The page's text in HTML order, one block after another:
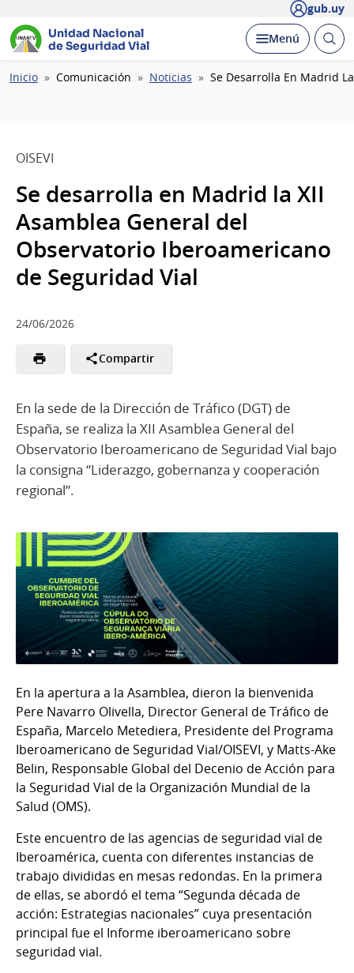
gub.uy
Unidad Nacional
de Seguridad Vial
Desplegar
Menú Abrir
Ruta
Inicio Comunicación Noticias Se Desarrolla En Madrid
OISEVI
Se desarrolla en Madrid la XII
Asamblea General del
Observatorio Iberoamericano
de Seguridad Vial
24/06/2026
Compartir
En la sede de la Dirección de Tráfico (DGT) de
España, se realiza la XII Asamblea General del
Observatorio Iberoamericano de Seguridad Vial bajo
la consigna “Liderazgo, gobernanza y cooperación
regional”.
En la apertura a la Asamblea, dieron la bienvenida
Pere Navarro Olivella, Director General de Tráfico de
España, Marcelo Metediera, Presidente del Programa
Iberoamericano de Seguridad Vial/OISEVI, y Matts-Ake
Belin, Responsable Global del Decenio de Acción para
la Seguridad Vial de la Organización Mundial de la
Salud (OMS).
Este encuentro de las agencias de seguridad vial de
Iberoamérica, cuenta con diferentes instancias de
trabajo divididas en mesas redondas. En la primera
de ellas, se abordó el tema “Segunda década de
acción: Estrategias nacionales” cuya presentación
principal fue el Informe iberoamericano sobre
seguridad vial.